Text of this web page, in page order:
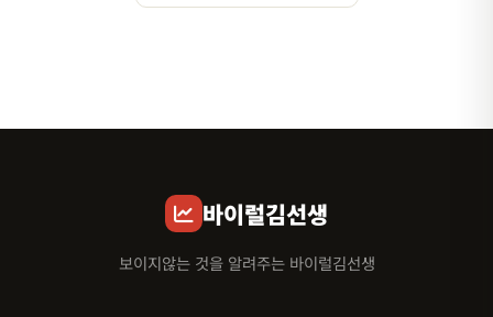
바이럴김선생
보이지않는 것을 알려주는 바이럴김선생